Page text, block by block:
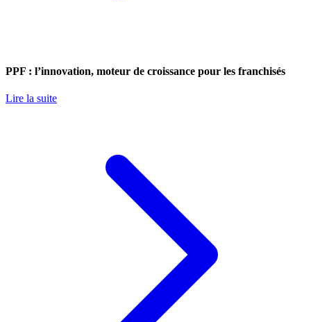
PPF : l’innovation, moteur de croissance pour les franchisés
Lire la suite